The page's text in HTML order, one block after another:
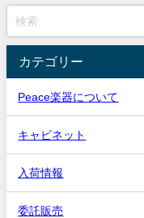
カテゴリー
Peace楽器について
キャビネット
入荷情報
委託販売